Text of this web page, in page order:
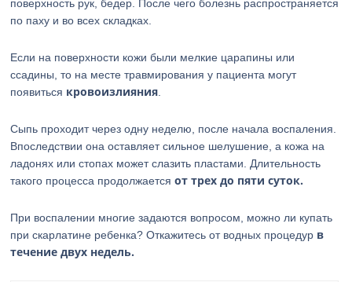
поверхность рук, бедер. После чего болезнь распространяется
по паху и во всех складках.
Если на поверхности кожи были мелкие царапины или
ссадины, то на месте травмирования у пациента могут
появиться кровоизлияния
Сыпь проходит через одну неделю, после начала воспаления.
Впоследствии она оставляет сильное шелушение, а кожа на
ладонях или стопах может слазить пластами. Длительность
такого процесса продолжаетсяот трех до пяти суток.
При воспалении многие задаются вопросом, можно ли купать
при скарлатине ребенка? Откажитесь от водных процедур в
течение двух недель.